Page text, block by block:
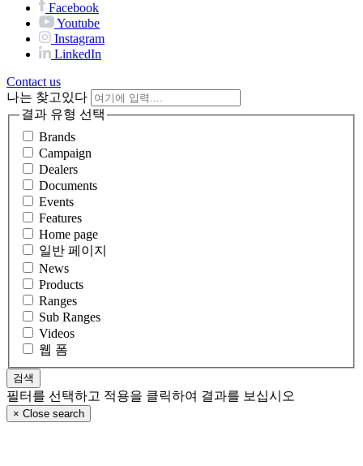
Facebook
Youtube
Instagram
LinkedIn
Contact us
나는 찾고있다
결과 유형 선택
Brands
Campaign
Dealers
Documents
Events
Features
Home page
일반 페이지
News
Products
Ranges
Sub Ranges
Videos
웹 폼
필터를 선택하고 적용을 클릭하여 결과를 보십시오
× Close search